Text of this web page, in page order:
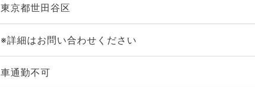
東京都世田谷区
※詳細はお問い合わせください
車通勤不可